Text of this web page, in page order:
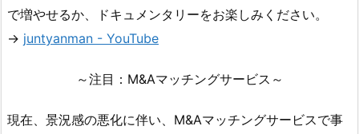
で増やせるか、ドキュメンタリーをお楽しみください。
→ juntyanman - YouTube
～注目：M&Aマッチングサービス～
現在、景況感の悪化に伴い、M&Aマッチングサービスで事